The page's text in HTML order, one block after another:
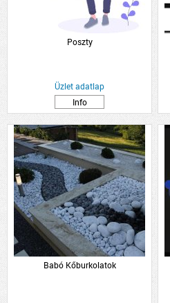
Poszty
Üzlet adatlap
Info
Babó Kőburkolatok